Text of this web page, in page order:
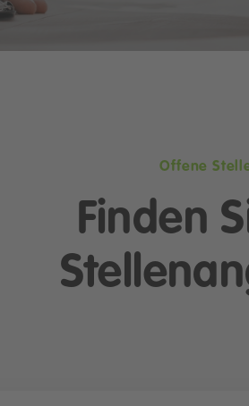
Offene
Finden